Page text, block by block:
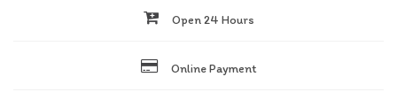
Open 24 Hours
Online Payment